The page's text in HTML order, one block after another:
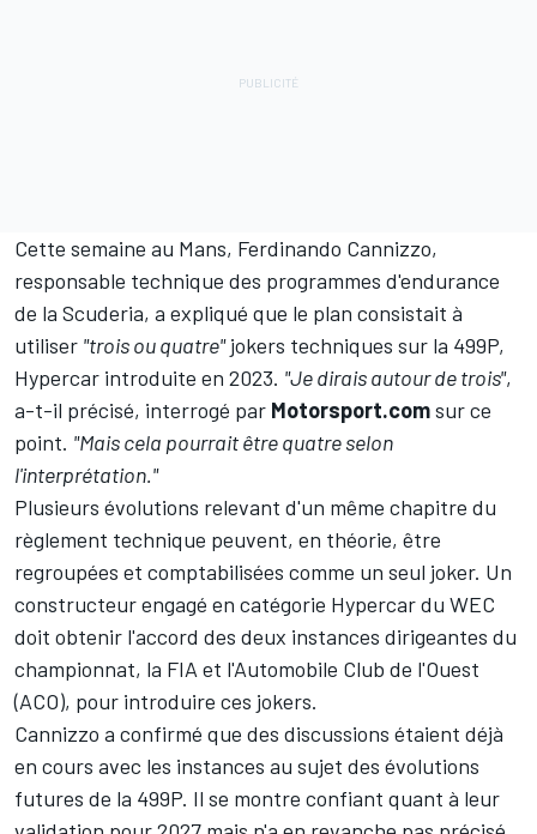
Cette semaine au Mans, Ferdinando Cannizzo,
responsable technique des programmes d'endurance
de la Scuderia, a expliqué que le plan consistait à
utiliser "trois ou quatre"jokers techniques sur la 499P,
Hypercar introduite en 2023. "Je dirais autour de trois",
a-t-il précisé, interrogé par Motorsport.comsur ce
point. "Mais cela pourrait être quatre selon
l'interprétation."
Plusieurs évolutions relevant d'un même chapitre du
règlement technique peuvent, en théorie, être
regroupées et comptabilisées comme un seul joker. Un
constructeur engagé en catégorie Hypercar du WEC
doit obtenir l'accord des deux instances dirigeantes du
championnat, la FIA et l'Automobile Club de l'Ouest
(ACO), pour introduire ces jokers.
Cannizzo a confirmé que des discussions étaient déjà
en cours avec les instances au sujet des évolutions
futures de la 499P. Il se montre confiant quant à leur